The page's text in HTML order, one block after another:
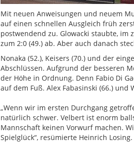
Mit neuen Anweisungen und neuem
auf einen schnellen Ausgleich früh
postwendend zu. Glowacki staubte, im
zum 2:0 (49.) ab. Aber auch danach
Nonaka (52.), Keisers (70.) und der
Abschlüssen. Aufgrund der besseren
der Höhe in Ordnung. Denn Fabio Di
auf dem Fuß. Alex Fabasinski (66.) und
„Wenn wir im ersten Durchgang
natürlich schwer. Velbert ist enorm
Mannschaft keinen Vorwurf machen.
Spielglück“, resümierte Heinrich Losing.